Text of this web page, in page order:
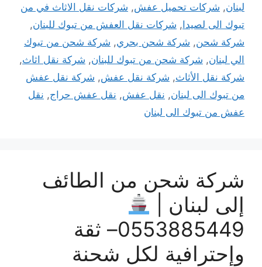
لبنان, شركات تحميل عفش, شركات نقل الاثاث في من
تبوك الى لصيدا , شركات نقل العفش من تبوك للبنان,
شركة شحن, شركة شحن بحري, شركة شحن من تبوك
الي لبنان, شركة شحن من تبوك للبنان, شركة نقل اثاث,
شركة نقل الأثاث, شركة نقل عفش, شركة نقل عفش
من تبوك الى لبنان, نقل عفش, نقل عفش حراج, نقل
عفش من تبوك الى لبنان
شركة شحن من الطائف
إلى لبنان |
0553885449– ثقة
وإحترافية لكل شحنة